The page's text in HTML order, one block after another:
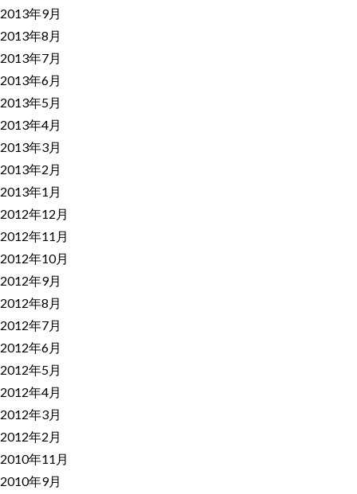
2013年9月
2013年8月
2013年7月
2013年6月
2013年5月
2013年4月
2013年3月
2013年2月
2013年1月
2012年12月
2012年11月
2012年10月
2012年9月
2012年8月
2012年7月
2012年6月
2012年5月
2012年4月
2012年3月
2012年2月
2010年11月
2010年9月